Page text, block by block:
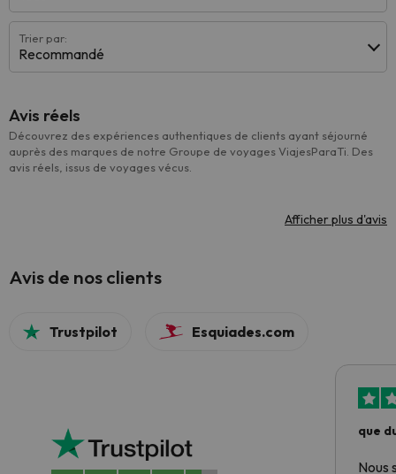
Trier par:
Recommandé
Avis réels
Découvrez des expériences authentiques de clients ayant séjourné
auprès des marques de notre Groupe de voyages ViajesParaTi. Des
avis réels, issus de voyages vécus.
Afficher plus d'avis
Avis de nos clients
Trustpilot Esquiades.com
que
Nous